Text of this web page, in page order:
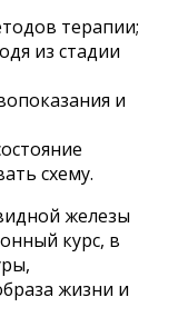
терапии;
из стадии
и
схему.
железы
курс, в
жизни и